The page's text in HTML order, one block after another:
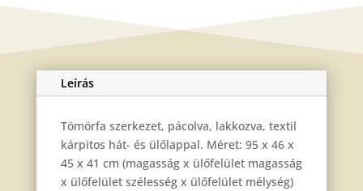
Leírás
Tömörfa szerkezet, pácolva, lakkozva, textil
kárpitos hát- és ülőlappal. Méret: 95 x 46 x
45 x 41 cm (magasság x ülőfelület magasság
x ülőfelület szélesség x ülőfelület mélység)